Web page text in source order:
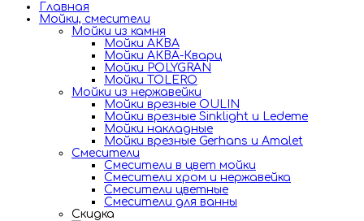
Главная
Мойки, смесители
Mойки из камня
Мойки АКВА
Мойки АКВА-Кварц
Мойки POLYGRAN
Мойки TOLERO
Мойки из нержавейки
Мойки врезные OULIN
Мойки врезные Sinklight и Ledeme
Мойки накладные
Мойки врезные Gerhans и Amalet
Смесители
Смесители в цвет мойки
Смесители хром и нержавейка
Смесители цветные
Смесители для ванны
Скидка